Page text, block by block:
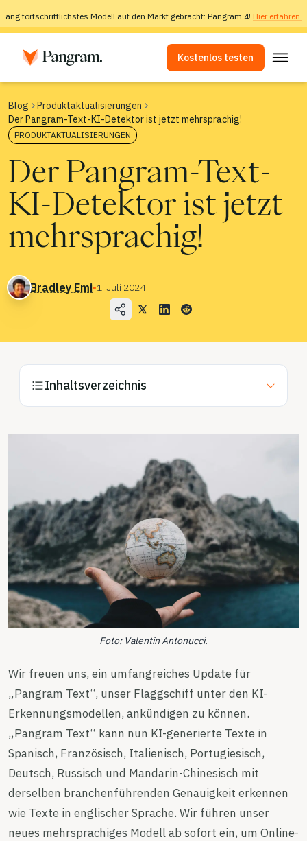
fortschrittlichstes Modell auf den Markt gebracht: Pangram 4! Hier erfahren
Kostenlos testen
KI-Detektor
Bilddetektor
Browser-Erweiterung
API
Integrationen
Plagiatsprüfer
Blog
Preise
Anmelden
Kostenlos testen
Blog
Produktaktualisierungen
Der Pangram-Text-KI-Detektor ist jetzt mehrsprachig!
PRODUKTAKTUALISIERUNGEN
Der Pangram-Text-
KI-Detektor ist jetzt
mehrsprachig!
Bradley Emi▪1. Juli 2024
Inhaltsverzeichnis
Foto: Valentin Antonucci.
Wir freuen uns, ein umfangreiches Update für
„Pangram Text“, unser Flaggschiff unter den KI-
Erkennungsmodellen, ankündigen zu können.
„Pangram Text“ kann nun KI-generierte Texte in
Spanisch, Französisch, Italienisch, Portugiesisch,
Deutsch, Russisch und Mandarin-Chinesisch mit
derselben branchenführenden Genauigkeit erkennen
wie Texte in englischer Sprache. Wir führen unser
neues mehrsprachiges Modell ab sofort ein, um Online-